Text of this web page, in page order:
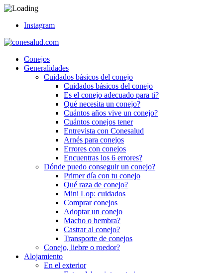
Instagram
Conejos
Generalidades
Cuidados básicos del conejo
Cuidados básicos del conejo
Es el conejo adecuado para ti?
Qué necesita un conejo?
Cuántos años vive un conejo?
Cuántos conejos tener
Entrevista con Conesalud
Arnés para conejos
Errores con conejos
Encuentras los 6 errores?
Dónde puedo conseguir un conejo?
Primer día con tu conejo
Qué raza de conejo?
Mini Lop: cuidados
Comprar conejos
Adoptar un conejo
Macho o hembra?
Castrar al conejo?
Transporte de conejos
Conejo, liebre o roedor?
Alojamiento
En el exterior